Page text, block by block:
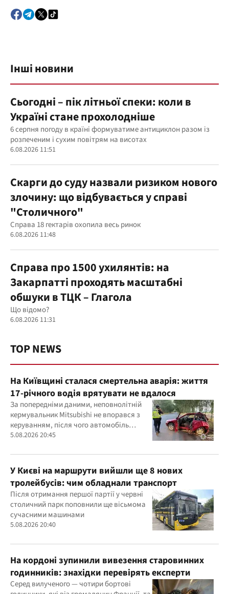
Інші новини
Сьогодні – пік літньої спеки: коли в
Україні стане прохолодніше
6 серпня погоду в країні формуватиме антициклон разом із
розпеченим і сухим повітрям на висотах
6.08.2026 11:51
Скарги до суду назвали ризиком нового
злочину: що відбувається у справі
"Столичного"
Справа 18 гектарів охопила весь ринок
6.08.2026 11:48
Справа про 1500 ухилянтів: на
Закарпатті проходять масштабні
обшуки в ТЦК – Глагола
Що відомо?
6.08.2026 11:31
TOP NEWS
На Київщині сталася смертельна аварія: життя
17-річного водія врятувати не вдалося
За попередніми даними, неповнолітній
кермувальник Mitsubishi не впорався з
керуванням, після чого автомобіль
врізався у дерево
5.08.2026 20:45
У Києві на маршрути вийшли ще 8 нових
тролейбусів: чим обладнали транспорт
Після отримання першої партії у червні
столичний парк поповнили ще вісьмома
сучасними машинами
5.08.2026 20:40
На кордоні зупинили вивезення старовинних
годинників: знахідки перевірять експерти
Серед вилученого — чотири бортові